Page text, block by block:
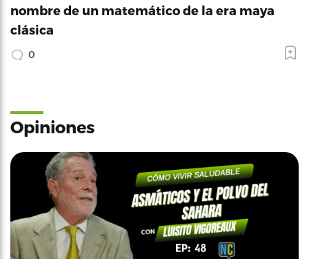
nombre de un matemático de la era maya
clásica
0
Opiniones